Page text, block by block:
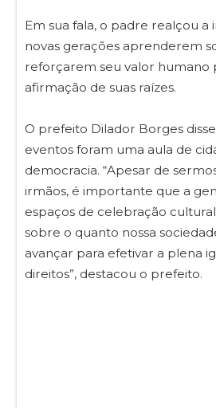
Em sua fala, o padre realçou a
novas gerações aprenderem
reforçarem seu valor humano
afirmação de suas raízes.
O prefeito Dilador Borges
eventos foram uma aula de
democracia. “Apesar de
irmãos, é importante que a
espaços de celebração
sobre o quanto nossa
avançar para efetivar a plena
direitos”, destacou o prefeito.